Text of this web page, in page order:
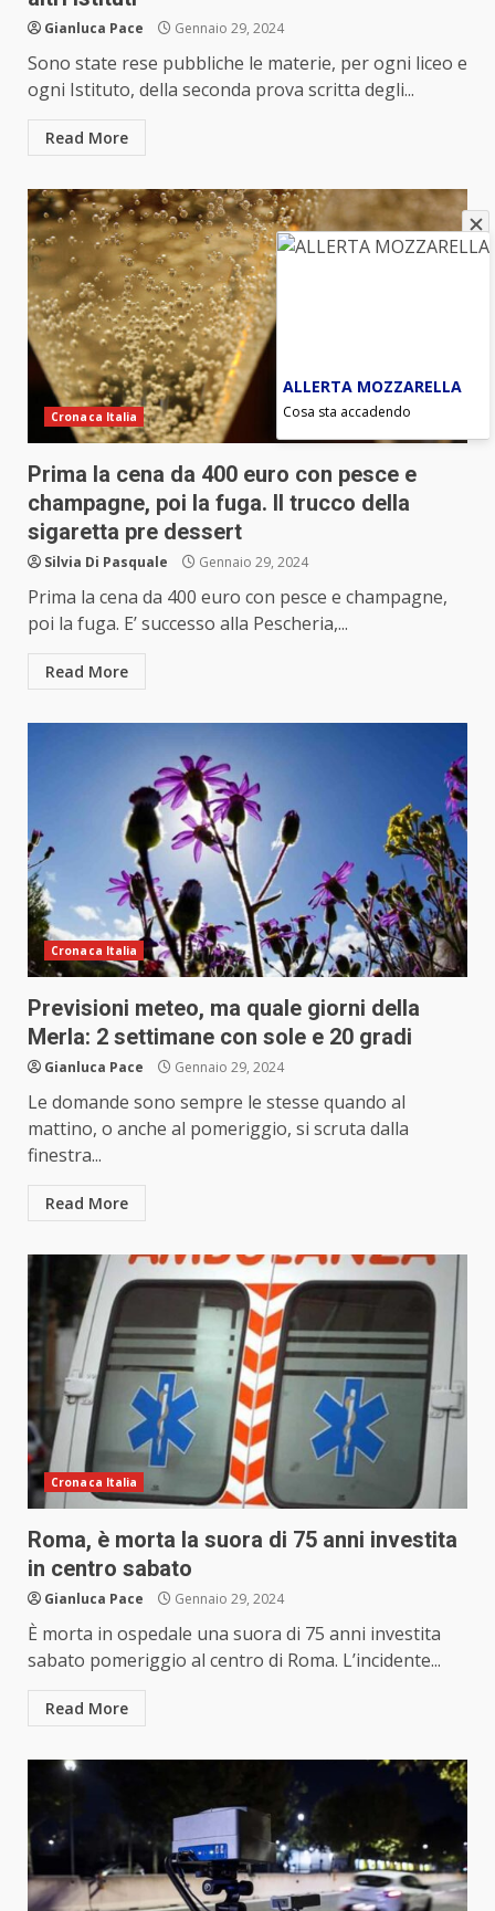
Gianluca Pace Gennaio 29, 2024
Sono state rese pubbliche le materie, per ogni liceo e
ogni Istituto, della seconda prova scritta degli...
Read More
Cronaca Italia
Prima la cena da 400 euro con pesce e
champagne, poi la fuga. Il trucco della
sigaretta pre dessert
Silvia Di Pasquale Gennaio 29, 2024
Prima la cena da 400 euro con pesce e champagne,
poi la fuga. E’ successo alla Pescheria,...
Read More
Cronaca Italia
Previsioni meteo, ma quale giorni della
Merla: 2 settimane con sole e 20 gradi
Gianluca Pace Gennaio 29, 2024
Le domande sono sempre le stesse quando al
mattino, o anche al pomeriggio, si scruta dalla
finestra...
Read More
Cronaca Italia
Roma, è morta la suora di 75 anni investita
in centro sabato
Gianluca Pace Gennaio 29, 2024
È morta in ospedale una suora di 75 anni investita
sabato pomeriggio al centro di Roma. L’incidente...
Read More
ALLERTA MOZZARELLA
Cosa sta accadendo